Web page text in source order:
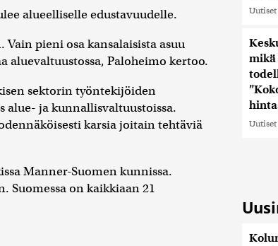
alueelliselle edustavuudelle.
pieni osa kansalaisista asuu
aluevaltuustossa, Paloheimo kertoo.
sektorin työntekijöiden
alue- ja kunnallisvaltuustoissa.
karsia joitain tehtäviä
Manner-Suomen kunnissa.
Suomessa on kaikkiaan 21
Uutiset
mikä
Uutiset